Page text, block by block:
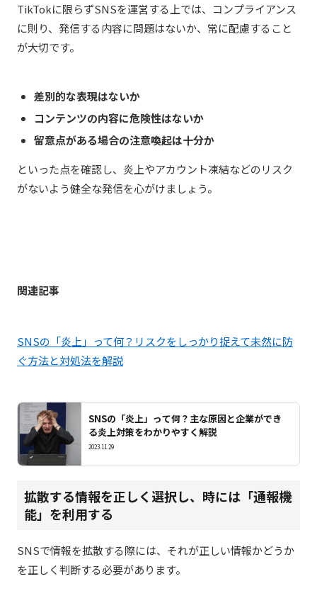
TikTokに限らずSNSを運営する上では、コンプライアンス
に則り、発信する内容に問題はないか、常に配慮すること
が大切です。
差別的な表現はないか
コンテンツの内容に危険性はないか
留意点がある場合の注意喚起は十分か
といった点を確認し、炎上やアカウント凍結などのリスク
がないよう健全な発信を心がけましょう。
関連記事
SNSの「炎上」って何？リスクをしっかり捉えて未然に防
ぐ方法と対処法を解説
SNSの「炎上」って何？主な原因と企業ができ
る炎上対策をわかりやすく解説
2023.11.29
拡散する情報を正しく選択し、時には「通報機
能」を利用する
SNSで情報を拡散する際には、それが正しい情報かどうか
を正しく判断する必要があります。